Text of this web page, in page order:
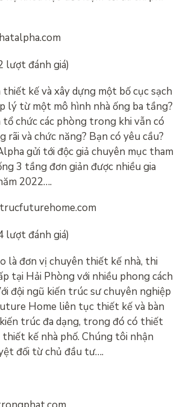
lượt đánh giá)
kế và xây dựng một bố cục sạch
lý từ một mô hình nhà ống ba tầng?
tổ chức các phòng trong khi vẫn có
rãi và chức năng? Bạn có yêu cầu?
gửi tới độc giả chuyên mục tham
3 tầng đơn giản được nhiều gia
2022….
lượt đánh giá)
là đơn vị chuyên thiết kế nhà, thi
tại Hải Phòng với nhiều phong cách
đội ngũ kiến ​​trúc sư chuyên nghiệp
Home liên tục thiết kế và bàn
​​trúc đa dạng, trong đó có thiết
kế nhà phố. Chúng tôi nhận
đối từ chủ đầu tư….